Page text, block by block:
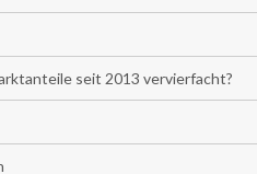
seit 2013 vervierfacht?